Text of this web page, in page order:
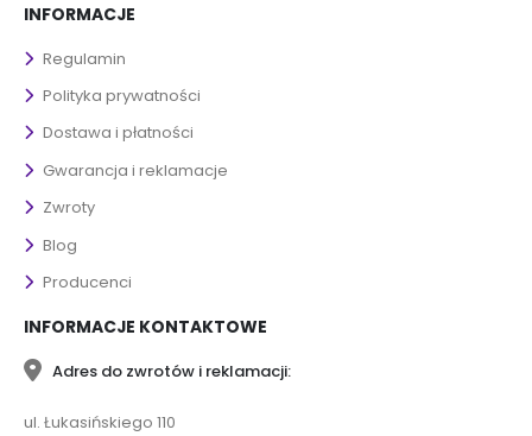
INFORMACJE
Regulamin
Polityka prywatności
Dostawa i płatności
Gwarancja i reklamacje
Zwroty
Blog
Producenci
INFORMACJE KONTAKTOWE
Adres do zwrotów i reklamacji:
ul. Łukasińskiego 110